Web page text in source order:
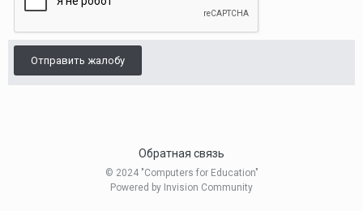
Отправить жалобу
Обратная связь
© 2024 "Computers for Education"
Powered by Invision Community